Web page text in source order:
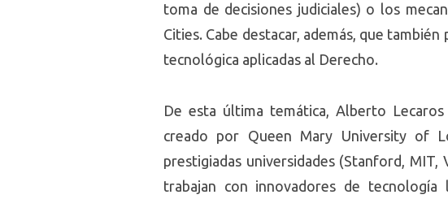
toma de decisiones judiciales) o los
Cities. Cabe destacar, además, que
tecnológica aplicadas al Derecho.
De esta última temática, Alberto
creado por Queen Mary University of
prestigiadas universidades (Stanford,
trabajan con innovadores de